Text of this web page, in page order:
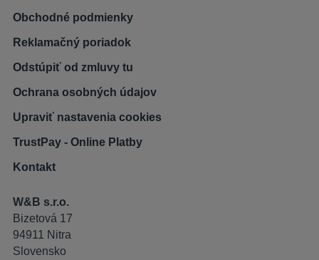
Obchodné podmienky
Reklamačný poriadok
Odstúpiť od zmluvy tu
Ochrana osobných údajov
Upraviť nastavenia cookies
TrustPay - Online Platby
Kontakt
W&B s.r.o.
Bizetová 17
94911 Nitra
Slovensko